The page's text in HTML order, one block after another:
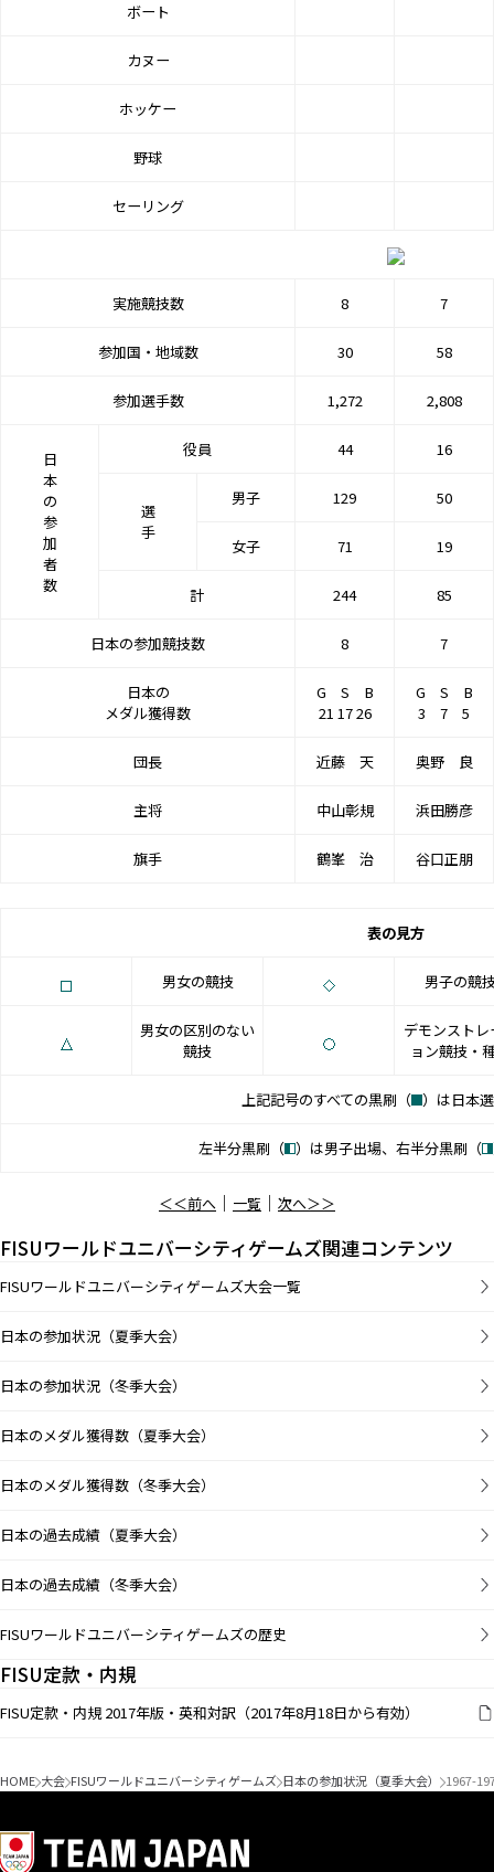
ボート
カヌー
ホッケー
野球
セーリング
実施競技数 8 7
参加国・地域数 30 58
参加選手数 1,272 2,808
日
本
の
参
加
者
数
役員 44 16
選
手
男子 129 50
女子 71 19
計 244 85
日本の参加競技数 8 7
日本の
メダル獲得数
G S B
21 17 26
G S B
3 7 5
団長 近藤 天 奥野 良
主将 中山彰規 浜田勝彦
旗手 鶴峯 治 谷口正朋
表の見方
男女の競技 男子の競
男女の区別のない
競技
デモンストレ
ョン競技・
上記記号のすべての黒刷（ ）は日本
左半分黒刷（ ）は男子出場、右半分黒刷（
＜＜前へ ｜ 一覧 ｜ 次へ＞＞
FISUワールドユニバーシティゲームズ関連コンテンツ
FISUワールドユニバーシティゲームズ大会一覧
日本の参加状況（夏季大会）
日本の参加状況（冬季大会）
日本のメダル獲得数（夏季大会）
日本のメダル獲得数（冬季大会）
日本の過去成績（夏季大会）
日本の過去成績（冬季大会）
FISUワールドユニバーシティゲームズの歴史
FISU定款・内規
FISU定款・内規 2017年版・英和対訳（2017年8月18日から有効）
HOME 大会 FISUワールドユニバーシティゲームズ 日本の参加状況（夏季大会） 1967-